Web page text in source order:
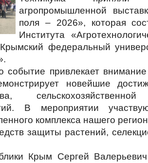
агропромышленной
поля – 2026», которая
Института
федеральный
событие привлекает
новейшие
В мероприятии
комплекса нашего
защиты растений,
Крым Сергей